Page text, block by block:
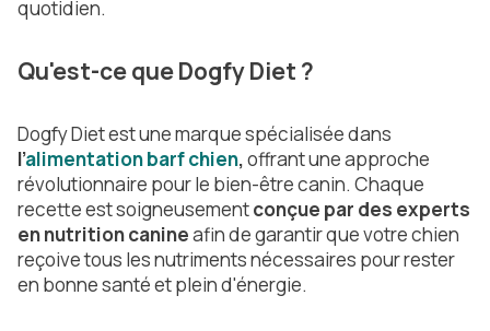
quotidien.
Qu'est-ce que Dogfy Diet ?
Dogfy Diet est une marque spécialisée dans
l’alimentation barf chien,offrant une approche
révolutionnaire pour le bien-être canin. Chaque
recette est soigneusementconçue par des experts
en nutrition canineafin de garantir que votre chien
reçoive tous les nutriments nécessaires pour rester
en bonne santé et plein d'énergie.